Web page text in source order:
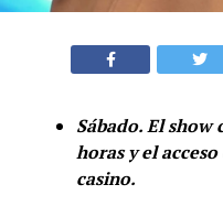
Sábado. El show
horas y el
casino.